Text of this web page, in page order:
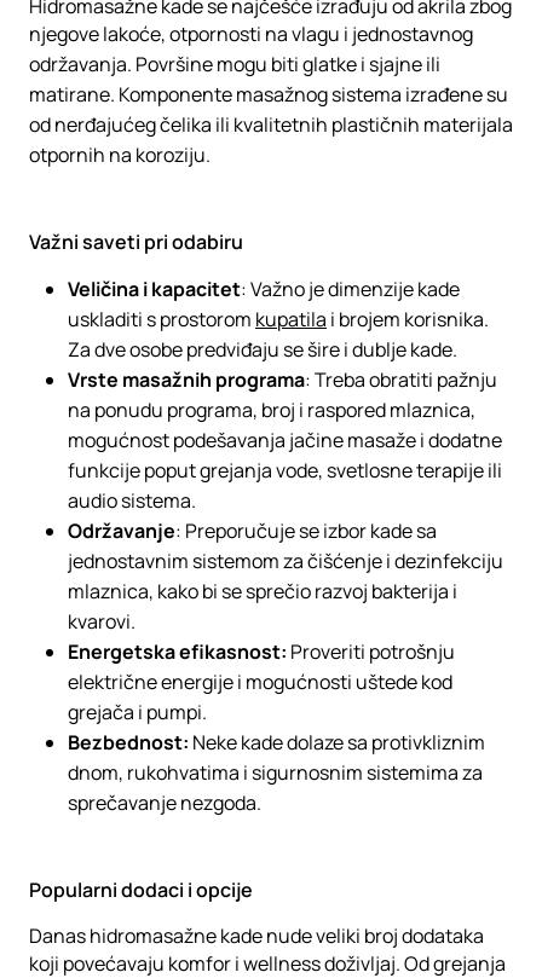
Hidromasažne kade se najčešće izrađuju od akrila zbog
njegove lakoće, otpornosti na vlagu i jednostavnog
održavanja. Površine mogu biti glatke i sjajne ili
matirane. Komponente masažnog sistema izrađene su
od nerđajućeg čelika ili kvalitetnih plastičnih materijala
otpornih na koroziju.
Važni saveti pri odabiru
Veličina i kapacitet: Važno je dimenzije kade
uskladiti s prostorom kupatila i brojem korisnika.
Za dve osobe predviđaju se šire i dublje kade.
Vrste masažnih programa: Treba obratiti pažnju
na ponudu programa, broj i raspored mlaznica,
mogućnost podešavanja jačine masaže i dodatne
funkcije poput grejanja vode, svetlosne terapije ili
audio sistema.
Održavanje: Preporučuje se izbor kade sa
jednostavnim sistemom za čišćenje i dezinfekciju
mlaznica, kako bi se sprečio razvoj bakterija i
kvarovi.
Energetska efikasnost: Proveriti potrošnju
električne energije i mogućnosti uštede kod
grejača i pumpi.
Bezbednost: Neke kade dolaze sa protivkliznim
dnom, rukohvatima i sigurnosnim sistemima za
sprečavanje nezgoda.
Popularni dodaci i opcije
Danas hidromasažne kade nude veliki broj dodataka
koji povećavaju komfor i wellness doživljaj. Od grejanja